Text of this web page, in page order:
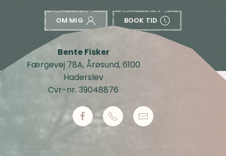
OM MIG BOOK TID
Bente Fisker
Færgevej 78A, Årøsund, 6100
Haderslev
Cvr-nr. 39048876